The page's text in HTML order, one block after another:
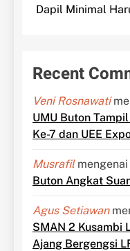
Dapil Minimal
Recent
Veni Rosnawati
UMU Buton
Ke-7 dan UEE
Musrafilmengenai
Buton Angkat
Agus Setiawan
SMAN 2 Kusambi
Ajang Bergengsi